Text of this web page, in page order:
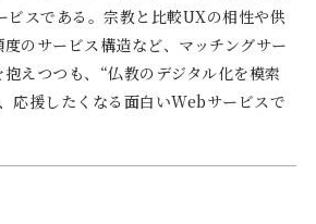
ビスである。宗教と比較UXの相性や供
のサービス構造など、マッチングサー
えつつも、“仏教のデジタル化を模索
応援したくなる面白いWebサービスで